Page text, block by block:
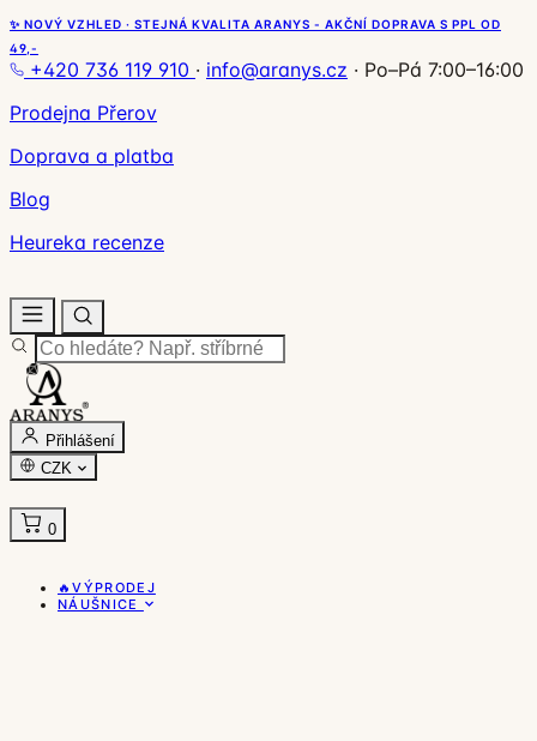
✨ NOVÝ VZHLED · STEJNÁ KVALITA ARANYS - AKČNÍ DOPRAVA S PPL OD
49,-
+420 736 119 910 · info@aranys.cz · Po–Pá 7:00–16:00
Prodejna Přerov
Doprava a platba
Blog
Heureka recenze
Přihlášení
CZK
0
🔥VÝPRODEJ
NÁUŠNICE